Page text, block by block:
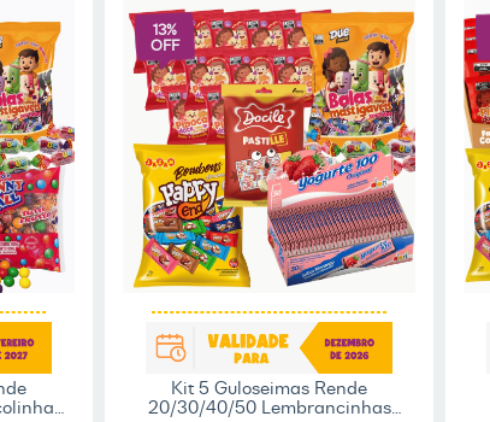
13%
OFF
Kit 5 Guloseimas Rende
20/30/40/50 Lembrancinhas